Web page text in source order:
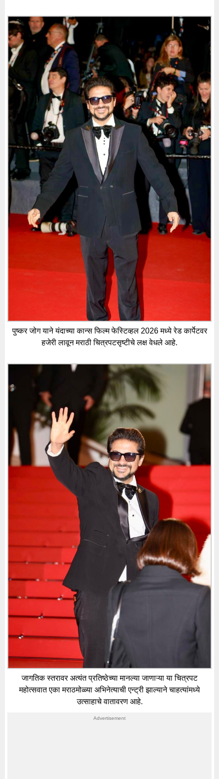
पुष्कर जोग याने यंदाच्या कान्स फिल्म फेस्टिव्हल 2026 मध्ये रेड कार्पेटवर
हजेरी लावून मराठी चित्रपटसृष्टीचे लक्ष वेधले आहे.
जागतिक स्तरावर अत्यंत प्रतिष्ठेच्या मानल्या जाणाऱ्या या चित्रपट
महोत्सवात एका मराठमोळ्या अभिनेत्याची एन्ट्री झाल्याने चाहत्यांमध्ये
उत्साहाचे वातावरण आहे.